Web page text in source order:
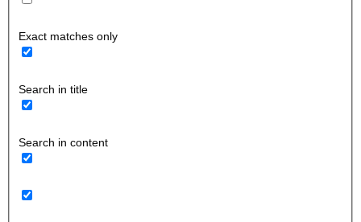
Exact matches only
Search in title
Search in content